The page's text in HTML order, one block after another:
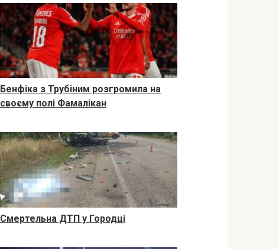
Бенфіка з Трубіним розгромила на
своєму полі Фамалікан
Смертельна ДТП у Городці